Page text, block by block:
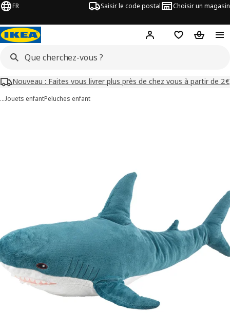
FR Saisir le code postal Choisir un magasin
Mon compteFavorisPanier
Nouveau : Faites vous livrer plus près de chez vous à partir de 2€
…Jouets enfantPeluches enfant